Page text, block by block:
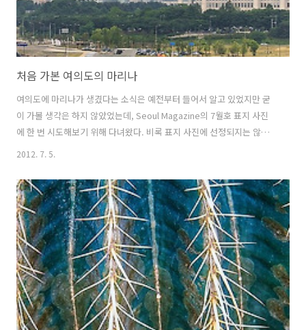
처음 가본 여의도의 마리나
여의도에 마리나가 생겼다는 소식은 예전부터 들어서 알고 있었지만 굳
이 가볼 생각은 하지 않았었는데, Seoul Magazine의 7월호 표지 사진
에 한 번 시도해보기 위해 다녀왔다. 비록 표지 사진에 선정되지는 않았
2012. 7. 5.